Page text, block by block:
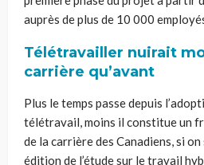
auprès de plus de 10 000
Télétravailler nuirait
carrière qu’avant
Plus le temps passe depuis
télétravail, moins il constitue un
de la carrière des Canadiens, si
édition de l’étude sur le travail